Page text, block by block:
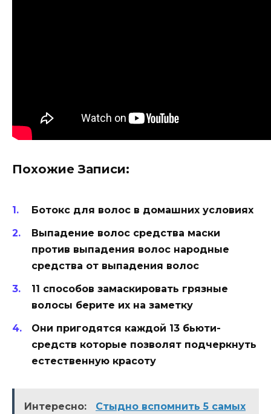
Похожие Записи:
Ботокс для волос в домашних условиях
Выпадение волос средства маски
против выпадения волос народные
средства от выпадения волос
11 способов замаскировать грязные
волосы берите их на заметку
Они пригодятся каждой 13 бьюти-
средств которые позволят подчеркнуть
естественную красоту
Интересно:
Стыдно вспомнить 5 самых